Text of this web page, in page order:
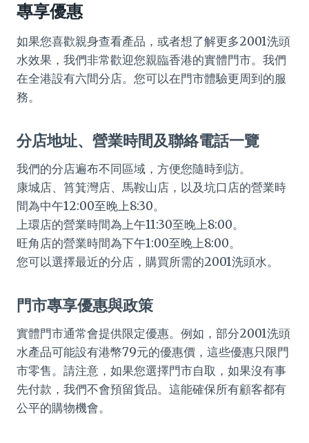
專享優惠
如果您喜歡親身查看產品，或者想了解更多2001洗頭
水效果，我們非常歡迎您親臨香港的實體門市。我們
在全港設有六間分店。您可以在門市體驗更周到的服
務。
分店地址、營業時間及聯絡電話一覽
我們的分店遍布不同區域，方便您隨時到訪。
康城店、筲箕灣店、馬鞍山店，以及坑口店的營業時
間為中午12:00至晚上8:30。
上環店的營業時間為上午11:30至晚上8:00。
旺角店的營業時間為下午1:00至晚上8:00。
您可以選擇最近的分店，購買所需的2001洗頭水。
門市專享優惠與政策
實體門市通常會提供限定優惠。例如，部分2001洗頭
水產品可能設有港幣79元的優惠價，這些優惠只限門
市零售。請注意，如果您選擇門市自取，如果沒有事
先付款，我們不會預留貨品。這能確保所有顧客都有
公平的購物機會。